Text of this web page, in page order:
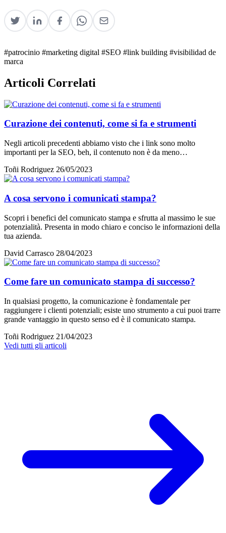
#patrocinio #marketing digital #SEO #link building #visibilidad de
marca
Articoli Correlati
Curazione dei contenuti, come si fa e strumenti
Negli articoli precedenti abbiamo visto che i link sono molto
importanti per la SEO, beh, il contenuto non è da meno…
Toñi Rodriguez 26/05/2023
A cosa servono i comunicati stampa?
Scopri i benefici del comunicato stampa e sfrutta al massimo le sue
potenzialità. Presenta in modo chiaro e conciso le informazioni della
tua azienda.
David Carrasco 28/04/2023
Come fare un comunicato stampa di successo?
In qualsiasi progetto, la comunicazione è fondamentale per
raggiungere i clienti potenziali; esiste uno strumento a cui puoi trarre
grande vantaggio in questo senso ed è il comunicato stampa.
Toñi Rodriguez 21/04/2023
Vedi tutti gli articoli